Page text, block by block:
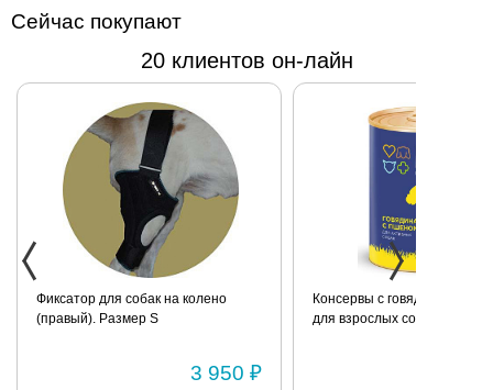
ткани. На
юбочке-
складки и
кармашки. Товар
поставляется в
фирменной
подарочной
коробочке.
Сделано в
Италии.
Как измерить
собаку
Сейчас покупают
20 клиентов он-лайн
для собак на колено
Размер S
Консервы с говядиной и пшеном
для взрослых собак всех пород